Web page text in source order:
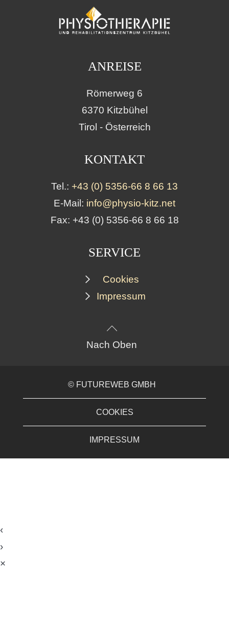
ANREISE
Römerweg 6
6370 Kitzbühel
Tirol - Österreich
KONTAKT
Tel.: +43 (0) 5356-66 8 66 13
E-Mail: info@physio-kitz.net
Fax: +43 (0) 5356-66 8 66 18
SERVICE
Cookies
Impressum
Nach Oben
© FUTUREWEB GMBH
COOKIES
IMPRESSUM
‹
›
×